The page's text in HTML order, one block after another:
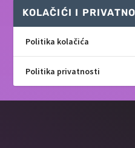
KOLAČIĆI I
Politika kolačića
Politika privatnosti